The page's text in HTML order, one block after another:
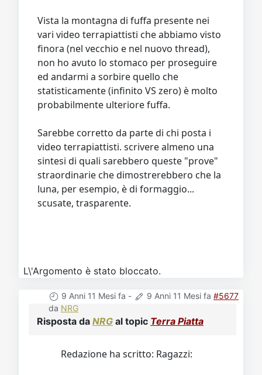
Vista la montagna di fuffa presente nei
vari video terrapiattisti che abbiamo visto
finora (nel vecchio e nel nuovo thread),
non ho avuto lo stomaco per proseguire
ed andarmi a sorbire quello che
statisticamente (infinito VS zero) è molto
probabilmente ulteriore fuffa.
Sarebbe corretto da parte di chi posta i
video terrapiattisti. scrivere almeno una
sintesi di quali sarebbero queste "prove"
straordinarie che dimostrerebbero che la
luna, per esempio, è di formaggio...
scusate, trasparente.
L\'Argomento è stato bloccato.
9 Anni 11 Mesi fa - 9 Anni 11 Mesi fa #5677
da NRG
Risposta da NRG al topic Terra Piatta
Redazione ha scritto: Ragazzi: